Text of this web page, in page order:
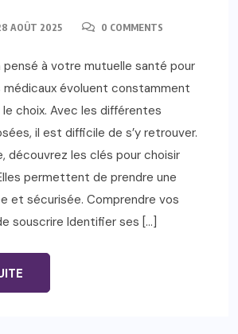
AOÛT 2025 0 COMMENTS
à votre mutuelle santé pour
médicaux évoluent constamment
choix. Avec les différentes
il est difficile de s’y retrouver.
découvrez les clés pour choisir
permettent de prendre une
et sécurisée. Comprendre vos
souscrire Identifier ses […]